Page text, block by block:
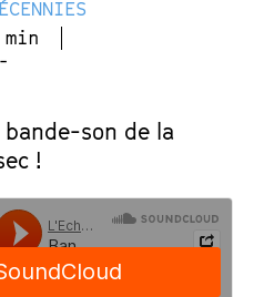
son de la
!